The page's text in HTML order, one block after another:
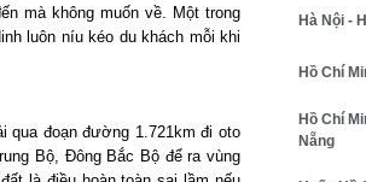
mà không muốn về. Một trong
luôn níu kéo du khách mỗi khi
đoạn đường 1.721km đi oto
Bộ, Đông Bắc Bộ để ra vùng
Hà Nội -
Hồ Chí
Hồ Chí
Nẵng